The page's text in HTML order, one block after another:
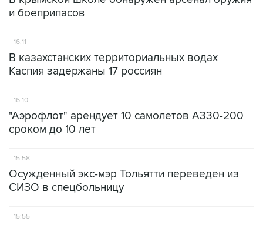
и боеприпасов
16:11
В казахстанских территориальных водах
Каспия задержаны 17 россиян
16:10
"Аэрофлот" арендует 10 самолетов А330-200
сроком до 10 лет
15:58
Осужденный экс-мэр Тольятти переведен из
СИЗО в спецбольницу
15:55